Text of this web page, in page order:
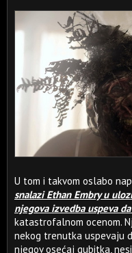
U tom i takvom oslabo
snalazi Ethan Embry u
njegova izvedba uspeva
katastrofalnom ocenom.
nekog trenutka uspevaju
njegov osećaj gubitka,